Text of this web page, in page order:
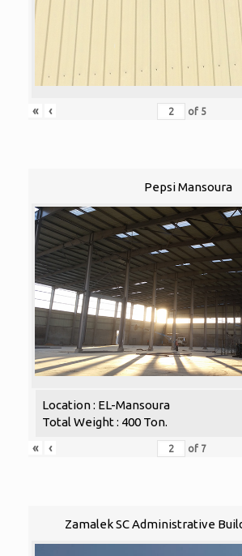
« ‹ of 5
Pepsi Mansoura
Location : EL-Mansoura
Total Weight : 400 Ton.
«
‹ of 7
Zamalek SC Administrative